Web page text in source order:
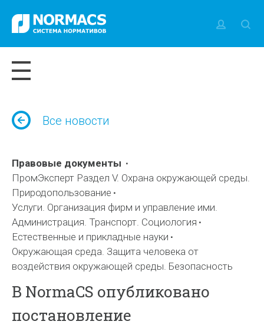
Все новости
Правовые документы
ПромЭксперт Раздел V. Охрана окружающей среды.
Природопользование
Услуги. Организация фирм и управление ими.
Администрация. Транспорт. Социология
Естественные и прикладные науки
Окружающая среда. Защита человека от
воздействия окружающей среды. Безопасность
В NormaCS опубликовано
постановление